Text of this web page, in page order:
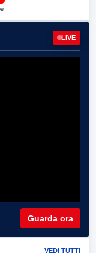
LIVE
Guarda ora
VEDI TUTTI